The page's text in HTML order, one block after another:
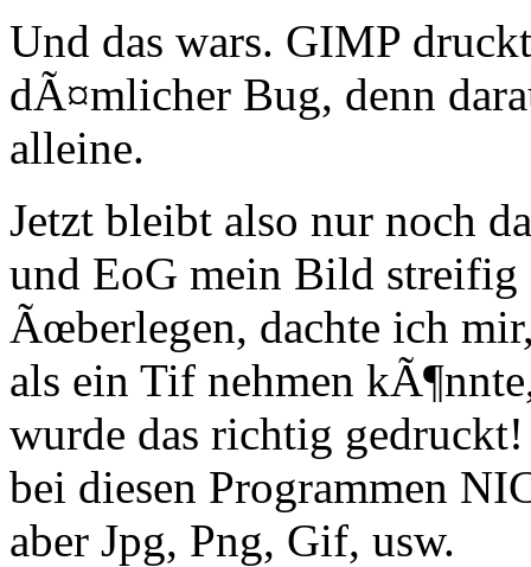
Und das wars. GIMP
dÃ¤mlicher Bug, denn
alleine.
Jetzt bleibt also nur noch
und EoG mein Bild streifig
Ãœberlegen, dachte ich
als ein Tif nehmen
wurde das richtig
bei diesen Programmen
aber Jpg, Png, Gif, usw.